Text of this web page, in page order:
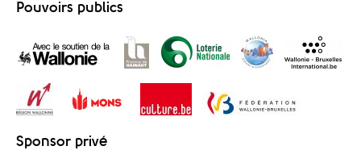
Pouvoirs publics
Sponsor privé